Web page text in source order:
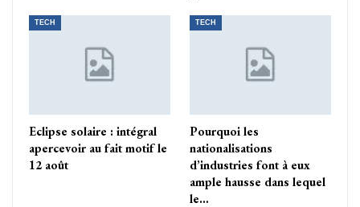
TECH
Eclipse solaire : intégral
apercevoir au fait motif le
12 août
TECH
Pourquoi les
nationalisations
d’industries font à eux
ample hausse dans lequel
le…